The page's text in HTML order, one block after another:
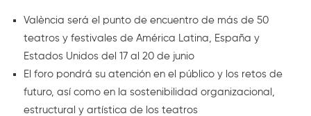
València será el punto de encuentro de más de 50
teatros y festivales de América Latina, España y
Estados Unidos del 17 al 20 de junio
El foro pondrá su atención en el público y los retos de
futuro, así como en la sostenibilidad organizacional,
estructural y artística de los teatros